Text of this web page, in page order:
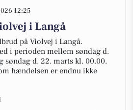
12:25
i Langå
på Violvej i Langå.
i perioden mellem søndag d.
søndag d. 22. marts kl. 00.00.
hændelsen er endnu ikke